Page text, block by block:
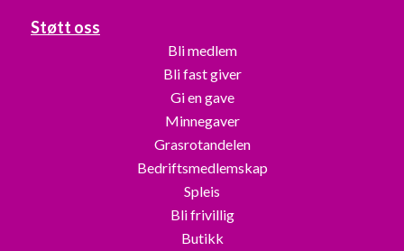
Støtt oss
Bli medlem
Bli fast giver
Gi en gave
Minnegaver
Grasrotandelen
Bedriftsmedlemskap
Spleis
Bli frivillig
Butikk